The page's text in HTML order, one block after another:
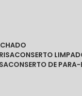
CONSERTO
CONSERTO DE